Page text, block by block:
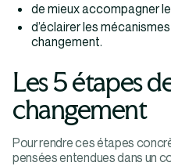
de mieux accompagner
d’éclairer les
changement.
Les 5 étapes
changement
Pour rendre ces étapes
pensées entendues dans un